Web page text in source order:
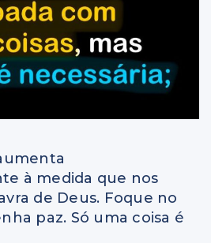
à medida que nos
de Deus. Foque no
paz. Só uma coisa é